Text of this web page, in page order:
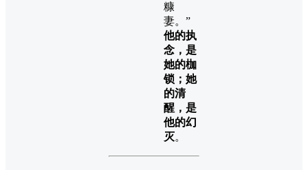
糠
妻。”
他的执
念，是
她的枷
锁；她
的清
醒，是
他的幻
灭。